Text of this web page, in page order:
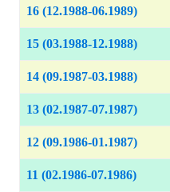
16 (12.1988-06.1989)
15 (03.1988-12.1988)
14 (09.1987-03.1988)
13 (02.1987-07.1987)
12 (09.1986-01.1987)
11 (02.1986-07.1986)